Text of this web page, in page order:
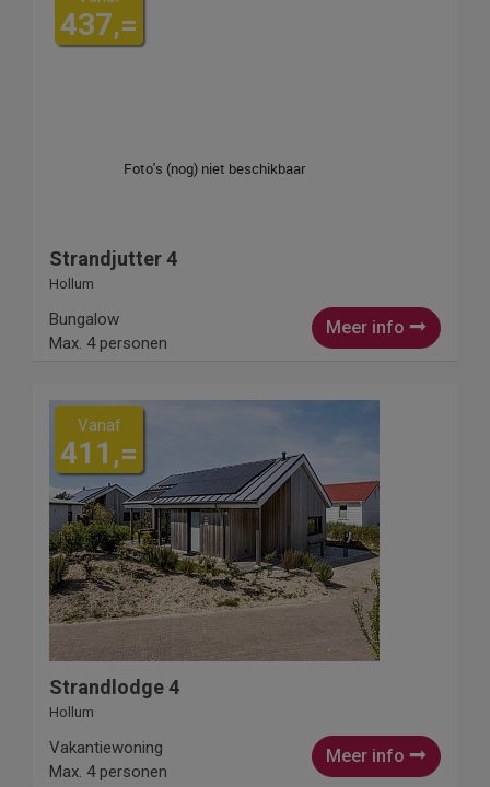
437,=
Strandjutter 4
Hollum
Meer info
Bungalow
Max. 4 personen
Vanaf
411,=
Strandlodge 4
Hollum
Meer info
Vakantiewoning
Max. 4 personen